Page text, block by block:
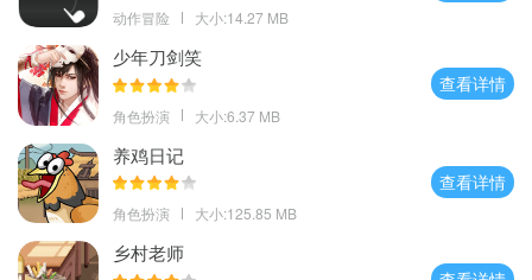
动作冒险 大小:14.27 MB
少年刀剑笑
角色扮演 大小:6.37 MB
查看详情
养鸡日记
角色扮演 大小:125.85 MB
查看详情
乡村老师